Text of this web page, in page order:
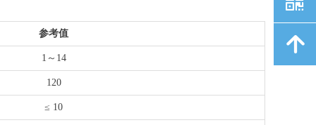
参考值
1～14
120
≤ 10
녕